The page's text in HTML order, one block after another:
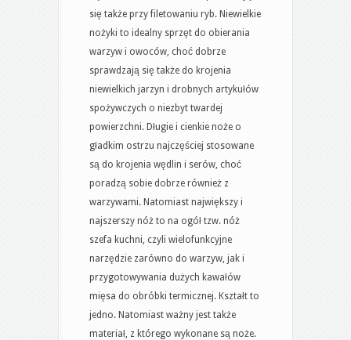
się także przy filetowaniu ryb. Niewielkie
nożyki to idealny sprzęt do obierania
warzyw i owoców, choć dobrze
sprawdzają się także do krojenia
niewielkich jarzyn i drobnych artykułów
spożywczych o niezbyt twardej
powierzchni. Długie i cienkie noże o
gładkim ostrzu najczęściej stosowane
są do krojenia wędlin i serów, choć
poradzą sobie dobrze również z
warzywami. Natomiast największy i
najszerszy nóż to na ogół tzw. nóż
szefa kuchni, czyli wielofunkcyjne
narzędzie zarówno do warzyw, jak i
przygotowywania dużych kawałów
mięsa do obróbki termicznej. Kształt to
jedno. Natomiast ważny jest także
materiał, z którego wykonane są noże.